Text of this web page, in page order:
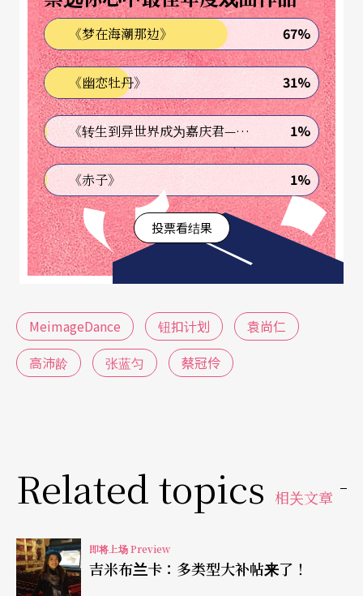
市剧院芭蕾舞团工作的袁尚仁、旅居美国旧金山湾
区的高沛龄、甫结束香港城市当代舞团工作的张蓝
匀，及曾在欧洲与中国工作、目前人在纽约的自由
舞者蔡冠伶。他们目前仍持续旅外身分，虽然增加
了制作团队越洋联系的困难，却也更让人期待这支
「国际精兵」队伍，如何呈现「漂流，进行中」的
生命风景。
钮扣计划的游戏规则，是每位舞者以独舞或双人舞
的形式，呈现他们的生命经验。卢健英表示，设定
艺，展现自己，也能促使年轻编舞者们在限制中寻
求更精准的创作主题。
品牌合作；其中，家具品牌「四一玩作」将为袁尚
龄的The Best Defense, She’s Found
置，彩盐品牌「夕游出张所」以盐打造张蓝匀作品
《梦在海潮那边》 67%
《幽恋牡丹》 31%
《转生到异世界成为嘉庆君—发现我的祖先是诈骗集团!?》 1%
《赤子》 1%
投票看结果
MeimageDance 钮扣计划
袁尚仁
高沛龄
张蓝匀 蔡冠伶
Related topics 相关文章
即将上场 Preview
吉米布兰卡：多类型大补帖来了！